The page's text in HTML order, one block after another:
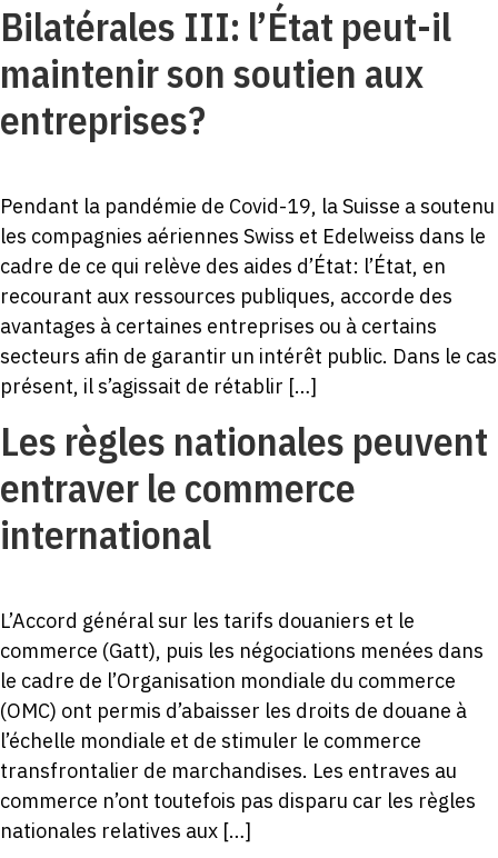
Bilatérales III: l’État peut-il
maintenir son soutien aux
entreprises?
Pendant la pandémie de Covid-19, la Suisse a soutenu
les compagnies aériennes Swiss et Edelweiss dans le
cadre de ce qui relève des aides d’État: l’État, en
recourant aux ressources publiques, accorde des
avantages à certaines entreprises ou à certains
secteurs afin de garantir un intérêt public. Dans le cas
présent, il s’agissait de rétablir […]
Les règles nationales peuvent
entraver le commerce
international
L’Accord général sur les tarifs douaniers et le
commerce (Gatt), puis les négociations menées dans
le cadre de l’Organisation mondiale du commerce
(OMC) ont permis d’abaisser les droits de douane à
l’échelle mondiale et de stimuler le commerce
transfrontalier de marchandises. Les entraves au
commerce n’ont toutefois pas disparu car les règles
nationales relatives aux […]